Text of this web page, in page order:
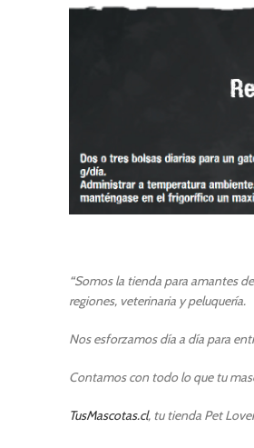
“Somos la tienda para amantes
regiones, veterinaria y peluquería.
Nos esforzamos día a día para
Contamos con todo lo que tu
TusMascotas.cl, tu tienda Pet Lover